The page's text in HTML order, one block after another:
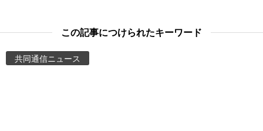
この記事につけられたキーワード
共同通信ニュース